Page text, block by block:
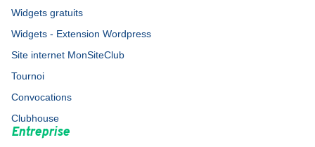
Widgets gratuits
Widgets - Extension Wordpress
Site internet MonSiteClub
Tournoi
Convocations
Clubhouse
Entreprise